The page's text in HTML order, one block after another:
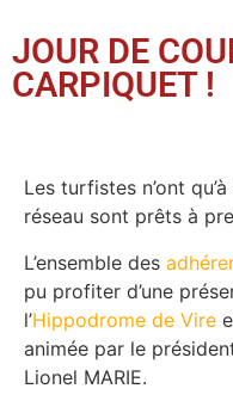
JOUR DE
CARPIQUET !
Les turfistes n’ont
réseau sont prêts à
L’ensemble des
pu profiter d’une
l’Hippodrome de Vire
animée par le
Lionel MARIE.